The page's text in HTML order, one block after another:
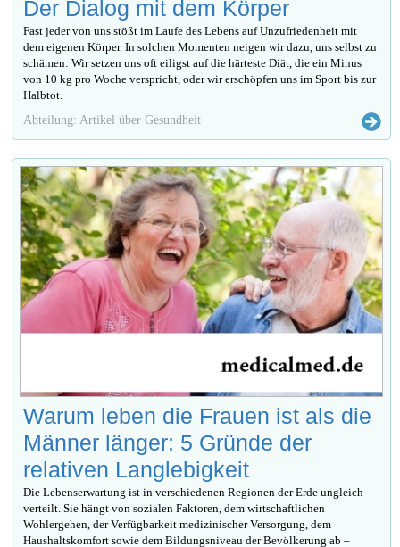
Der Dialog mit dem Körper
Fast jeder von uns stößt im Laufe des Lebens auf Unzufriedenheit mit
dem eigenen Körper. In solchen Momenten neigen wir dazu, uns selbst zu
schämen: Wir setzen uns oft eiligst auf die härteste Diät, die ein Minus
von 10 kg pro Woche verspricht, oder wir erschöpfen uns im Sport bis zur
Halbtot.
Abteilung: Artikel über Gesundheit
Warum leben die Frauen ist als die
Männer länger: 5 Gründe der
relativen Langlebigkeit
Die Lebenserwartung ist in verschiedenen Regionen der Erde ungleich
verteilt. Sie hängt von sozialen Faktoren, dem wirtschaftlichen
Wohlergehen, der Verfügbarkeit medizinischer Versorgung, dem
Haushaltskomfort sowie dem Bildungsniveau der Bevölkerung ab –